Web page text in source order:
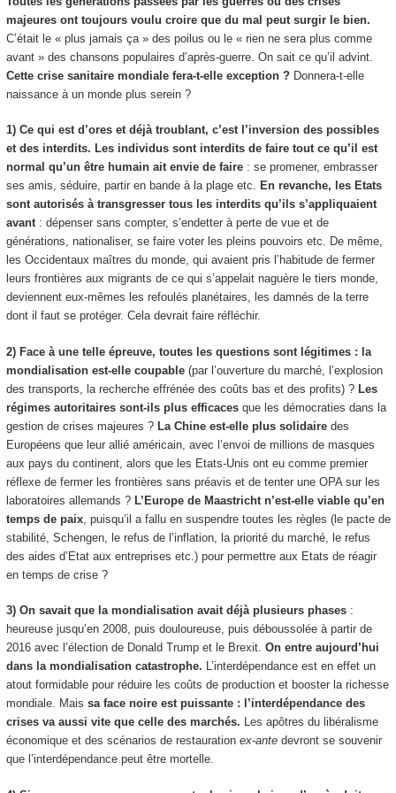
majeures ont toujours voulu croire que du mal peut surgir le bien.
C’était le « plus jamais ça » des poilus ou le « rien ne sera plus comme
avant » des chansons populaires d’après-guerre. On sait ce qu’il advint.
Cette crise sanitaire mondiale fera-t-elle exception ? Donnera-t-elle
naissance à un monde plus serein ?
1) Ce qui est d’ores et déjà troublant, c’est l’inversion des possibles
et des interdits. Les individus sont interdits de faire tout ce qu’il est
normal qu’un être humain ait envie de faire: se promener, embrasser
ses amis, séduire, partir en bande à la plage etc. En revanche, les Etats
sont autorisés à transgresser tous les interdits qu’ils s’appliquaient
avant: dépenser sans compter, s’endetter à perte de vue et de
générations, nationaliser, se faire voter les pleins pouvoirs etc. De même,
les Occidentaux maîtres du monde, qui avaient pris l’habitude de fermer
leurs frontières aux migrants de ce qui s’appelait naguère le tiers monde,
deviennent eux-mêmes les refoulés planétaires, les damnés de la terre
dont il faut se protéger. Cela devrait faire réfléchir.
2) Face à une telle épreuve, toutes les questions sont légitimes : la
mondialisation est-elle coupable(par l’ouverture du marché, l’explosion
des transports, la recherche effrénée des coûts bas et des profits) ? Les
régimes autoritaires sont-ils plus efficaces que les démocraties dans la
gestion de crises majeures ? La Chine est-elle plus solidairedes
Européens que leur allié américain, avec l’envoi de millions de masques
aux pays du continent, alors que les Etats-Unis ont eu comme premier
réflexe de fermer les frontières sans préavis et de tenter une OPA sur les
laboratoires allemands ? L’Europe de Maastricht n’est-elle viable qu’en
temps de paix, puisqu’il a fallu en suspendre toutes les règles (le pacte de
stabilité, Schengen, le refus de l’inflation, la priorité du marché, le refus
des aides d’Etat aux entreprises etc.) pour permettre aux Etats de réagir
en temps de crise ?
3) On savait que la mondialisation avait déjà plusieurs phases:
heureuse jusqu’en 2008, puis douloureuse, puis déboussolée à partir de
2016 avec l’élection de Donald Trump et le Brexit. On entre aujourd’hui
dans la mondialisation catastrophe. L’interdépendance est en effet un
atout formidable pour réduire les coûts de production et booster la richesse
mondiale. Mais sa face noire est puissante : l’interdépendance des
crises va aussi vite que celle des marchés. Les apôtres du libéralisme
économique et des scénarios de restauration ex-ante devront se souvenir
que l’interdépendance peut être mortelle.